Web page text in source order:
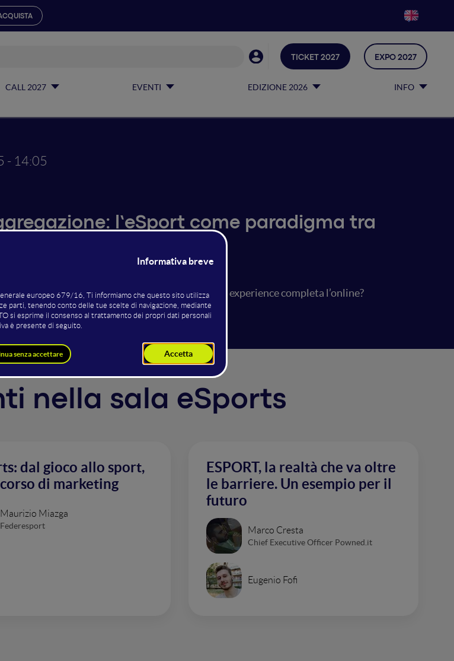
CALL 2027 EVENTI EDIZIONE 2026 INFO
TICKET 2027 EXPO 2027
- 14:05
l’eSport come paradigma tra
interagire con i fan, attrarre gli sponsor: l’onsite experience completa l’online?
nella sala eSports
dal gioco allo sport,
di marketing
Maurizio Miazga
Federesport
ESPORT, la realtà che va oltre
le barriere. Un esempio per il
futuro
Marco Cresta
Chief Executive Officer Powned.it
Eugenio Fofi